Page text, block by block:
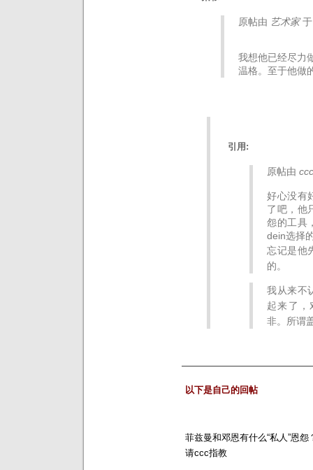
原帖由 艺术家于
我想他已经尽力
温格。至于他做
引用:
原帖由 ccc
好心没有
了吧，他
怨的工具
dein选择
忘记是他
的。
我从来不
起来了，
非。所谓
以下是自己的回帖
菲兹曼和邓恩有什么“私人”恩怨
请ccc指教